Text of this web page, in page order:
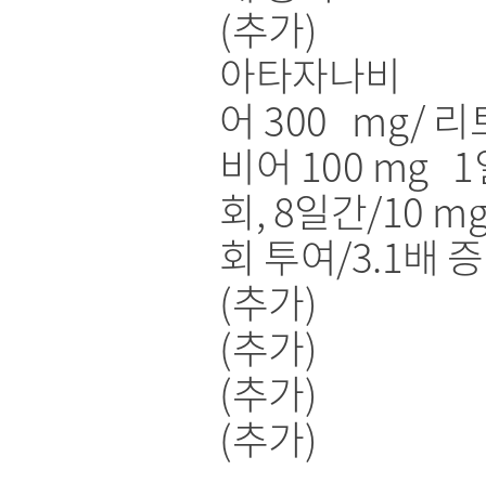
(추가)
아타자나비
어 300 mg/ 리
비어 100 mg 1
회, 8일간/10
회 투여/3.1배
(추가)
(추가)
(추가)
(추가)